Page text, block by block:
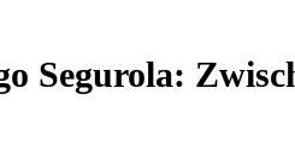
Segurola: